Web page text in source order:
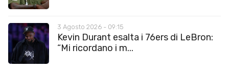
3 Agosto 2026 - 09:15
Kevin Durant esalta i 76ers di LeBron:
“Mi ricordano i m...